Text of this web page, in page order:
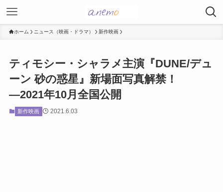
ホーム ニュース（映画・ドラマ） 新作映画
ティモシー・シャラメ主演『DUNE/デュ
ーン 砂の惑星』新場面写真解禁！
―2021年10月全国公開
新作映画 2021.6.03